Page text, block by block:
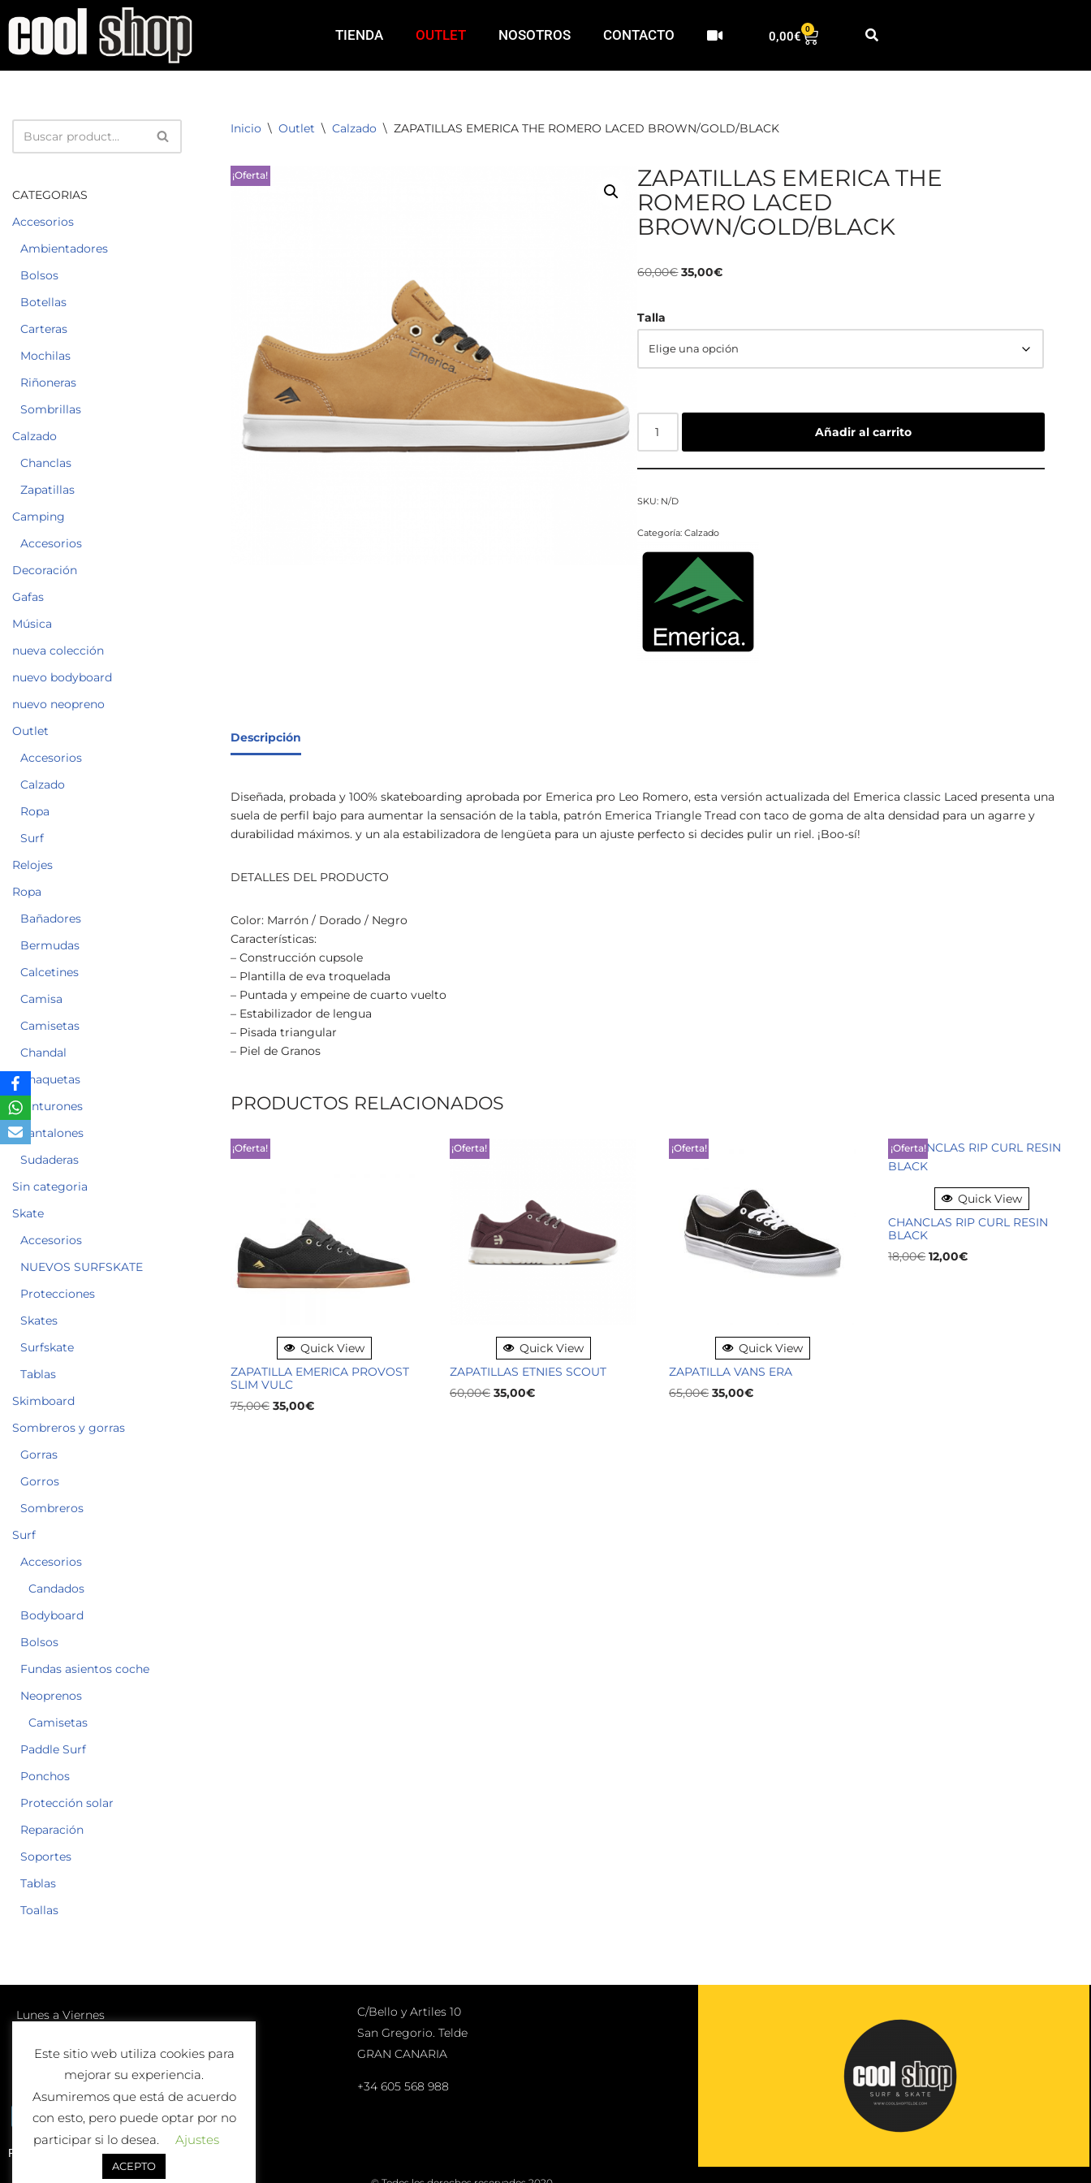
Saltar
TIENDA OUTLET NOSOTROS CONTACTO 0,00€
0
CATEGORIAS
Accesorios
Ambientadores
Bolsos
Botellas
Carteras
Mochilas
Riñoneras
Sombrillas
Calzado
Chanclas
Zapatillas
Camping
Accesorios
Decoración
Gafas
Música
nueva colección
nuevo bodyboard
nuevo neopreno
Outlet
Accesorios
Calzado
Ropa
Surf
Relojes
Ropa
Bañadores
Bermudas
Calcetines
Camisa
Camisetas
Chandal
Chaquetas
Cinturones
Pantalones
Sudaderas
Sin categoria
Skate
Accesorios
NUEVOS SURFSKATE
Protecciones
Skates
Surfskate
Tablas
Skimboard
Sombreros y gorras
Gorras
Gorros
Sombreros
Surf
Accesorios
Candados
Bodyboard
Bolsos
Fundas asientos coche
Neoprenos
Camisetas
Paddle Surf
Ponchos
Protección solar
Reparación
Soportes
Tablas
Toallas
Inicio \ Outlet \ Calzado \ ZAPATILLAS EMERICA THE ROMERO LACED BROWN/GOLD/BLACK
¡Oferta!
ZAPATILLAS EMERICA THE
ROMERO LACED
BROWN/GOLD/BLACK
60,00€ 35,00€
Talla
Añadir al carrito
SKU: N/D
Categoría:Calzado
Descripción
Diseñada, probada y 100% skateboarding aprobada por Emerica pro Leo Romero, esta versión actualizada del Emerica classic Laced presenta una
suela de perfil bajo para aumentar la sensación de la tabla, patrón Emerica Triangle Tread con taco de goma de alta densidad para un agarre y
durabilidad máximos. y un ala estabilizadora de lengüeta para un ajuste perfecto si decides pulir un riel. ¡Boo-sí!
DETALLES DEL PRODUCTO
Color: Marrón / Dorado / Negro
Características:
– Construcción cupsole
– Plantilla de eva troquelada
– Puntada y empeine de cuarto vuelto
– Estabilizador de lengua
– Pisada triangular
– Piel de Granos
PRODUCTOS RELACIONADOS
¡Oferta!
Quick View
ZAPATILLA EMERICA PROVOST
SLIM VULC
75,00€ 35,00€
¡Oferta!
Quick View
ZAPATILLAS ETNIES SCOUT
60,00€ 35,00€
¡Oferta!
Quick View
ZAPATILLA VANS ERA
65,00€ 35,00€
¡Oferta!
Quick View
CHANCLAS RIP CURL RESIN
BLACK
18,00€ 12,00€
Lunes a Viernes
Sábados
10:00-13:00
C/Bello y Artiles 10
San Gregorio. Telde
GRAN CANARIA
+34 605 568 988
Política de Devolución o Cambio
Este sitio web utiliza cookies para
mejorar su experiencia.
Asumiremos que está de acuerdo
con esto, pero puede optar por no
participar si lo desea.
Ajustes
ACEPTO